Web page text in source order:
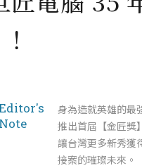
Note
身為造就英雄的
推出首屆【金匠獎
讓台灣更多新秀獲
接案的璀璨未來。